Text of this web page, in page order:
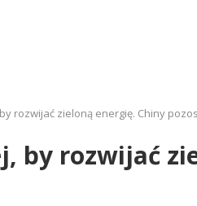
rozwijać zieloną energię. Chiny
by rozwijać